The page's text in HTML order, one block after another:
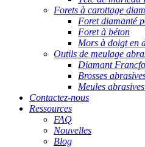
Forets à carottage
Foret diamanté
Foret à béton
Mors à doigt en
Outils de meulage
Diamant
Brosses
Meules
Contactez-nous
Ressources
FAQ
Nouvelles
Blog